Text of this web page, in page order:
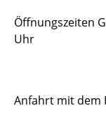
Öffnungszeiten
Uhr
Anfahrt mit dem